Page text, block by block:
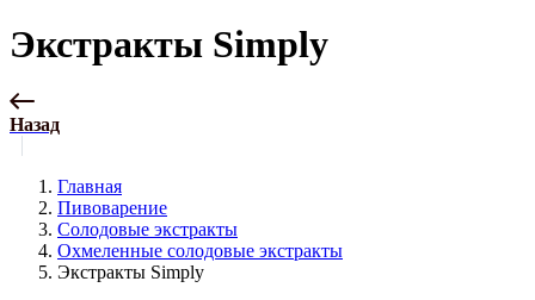
Экстракты Simply
Назад
Главная
Пивоварение
Солодовые экстракты
Охмеленные солодовые экстракты
Экстракты Simply